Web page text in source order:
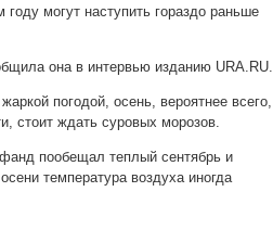
могут наступить гораздо раньше
она в интервью изданию URA.RU.
погодой, осень, вероятнее всего,
стоит ждать суровых морозов.
пообещал теплый сентябрь и
температура воздуха иногда